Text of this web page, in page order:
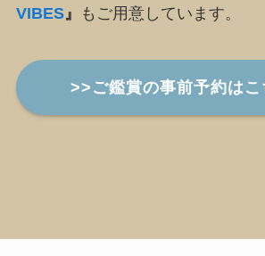
VIBES』 もご用意しています。
>>ご鑑賞の事前予約はこ